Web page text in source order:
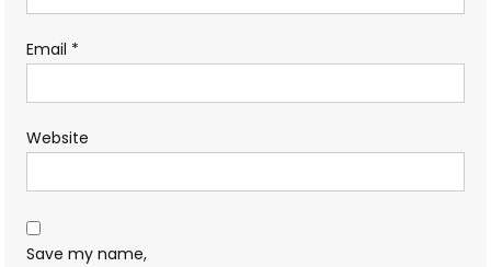
Email *
Website
Save my name,